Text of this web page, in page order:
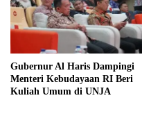
Gubernur Al Haris Dampingi
Menteri Kebudayaan RI Beri
Kuliah Umum di UNJA